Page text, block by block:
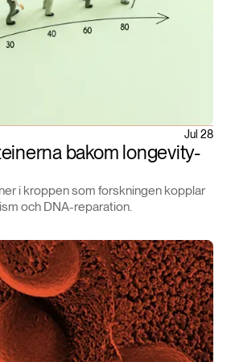
Jul 28
bakom longevity-
i kroppen som forskningen kopplar
och DNA-reparation.